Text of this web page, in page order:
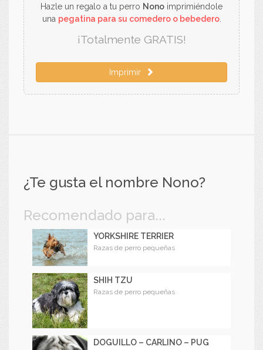
Hazle un regalo a tu perro Nono imprimiéndole
una pegatina para su comedero o bebedero.
¡Totalmente GRATIS!
Imprimir
¿Te gusta el nombre Nono?
Recomendado para...
YORKSHIRE TERRIER
Razas de perro pequeñas
SHIH TZU
Razas de perro pequeñas
DOGUILLO – CARLINO – PUG